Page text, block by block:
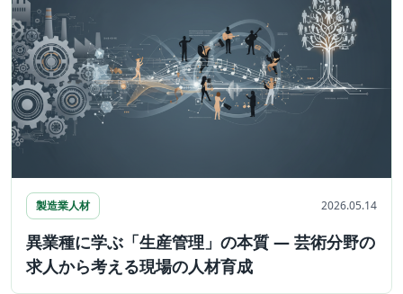
製造業人材 2026.05.14
異業種に学ぶ「生産管理」の本質 ― 芸術分野の
求人から考える現場の人材育成